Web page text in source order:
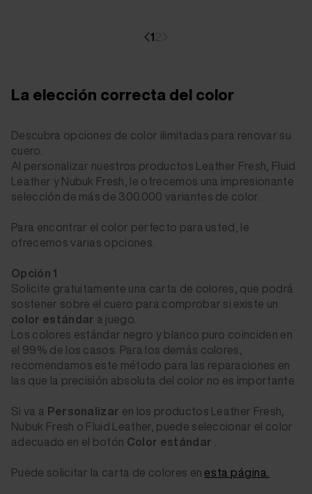
1
La elección correcta del color
Descubra opciones de color ilimitadas para renovar su
cuero.
Al personalizar nuestros productos Leather Fresh, Fluid
Leather y Nubuk Fresh, le ofrecemos una impresionante
selección de más de 300.000 variantes de color.
Para encontrar el color perfecto para usted, le
ofrecemos varias opciones.
Opción 1
Solicite gratuitamente una carta de colores, que podrá
sostener sobre el cuero para comprobar si existe un
color estándar a juego.
Los colores estándar negro y blanco puro coinciden en
el 99% de los casos. Para los demás colores,
recomendamos este método para las reparaciones en
las que la precisión absoluta del color no es importante.
Si va a Personalizar en los productos Leather Fresh,
Nubuk Fresh o Fluid Leather, puede seleccionar el color
adecuado en el botón Color estándar .
Puede solicitar la carta de colores en esta página.